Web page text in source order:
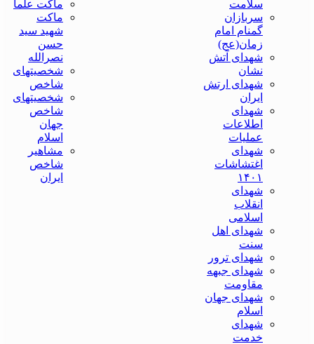
سلامت
سربازان
گمنام امام
زمان(عج)
شهدای آتش
نشان
شهدای ارتش
ایران
شهدای
اطلاعات
عملیات
شهدای
اغتشاشات
۱۴۰۱
شهدای
انقلاب
اسلامی
شهدای اهل
سنت
شهدای ترور
شهدای جبهه
مقاومت
شهدای جهان
اسلام
شهدای
خدمت
ماکت علما
ماکت
شهید سید
حسن
نصرالله
شخصیتهای
شاخص
شخصیتهای
شاخص
جهان
اسلام
مشاهیر
شاخص
ایران